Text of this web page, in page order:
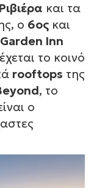
και τα
ο 6ος και
Inn
το κοινό
rooftops της
, το
ο